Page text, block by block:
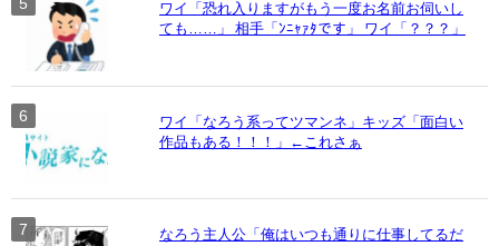
ワイ「恐れ入りますがもう一度お名前お伺いし
ても……」 相手「ﾝﾆｬｧﾀです」 ワイ「？？？」
ワイ「なろう系ってツマンネ」キッズ「面白い
作品もある！！！」←これさぁ
なろう主人公「俺はいつも通りに仕事してるだ